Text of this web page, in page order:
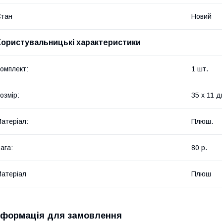
Новий
характеристики
1 шт.
35 х 11
Плюш.
80 р.
Плюш
для замовлення